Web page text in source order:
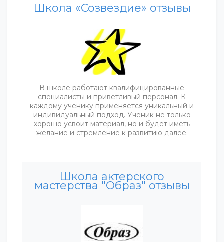
Школа «Созвездие» отзывы
В школе работают квалифицированные
специалисты и приветливый персонал. К
каждому ученику применяется уникальный и
индивидуальный подход. Ученик не только
хорошо усвоит материал, но и будет иметь
желание и стремление к развитию далее.
Школа актерского
мастерства "Образ" отзывы